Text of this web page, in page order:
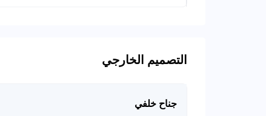
التصميم الخارجي
جناح خلفي